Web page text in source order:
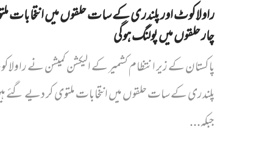
راولاکوٹ اور پلندری کے سات حلقوں میں انتخابات
چار حلقوں میں پولنگ ہوگی
پاکستان کے زیر انتظام کشمیر کے الیکشن کمیشن نے
پلندری کے سات حلقوں میں انتخابات ملتوی کر دیے گئے
جبکہ...